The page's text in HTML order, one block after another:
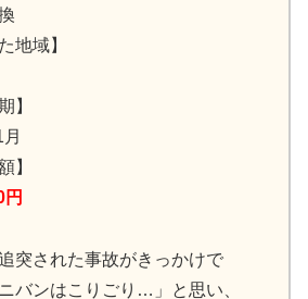
地域】
】
】
突された事故がきっかけで
ニバンはこりごり…」と思い、